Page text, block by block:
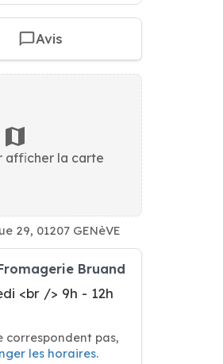
Avis
afficher la carte
29, 01207 GENèVE
Bruand
<br /> 9h - 12h
correspondent pas,
les horaires.